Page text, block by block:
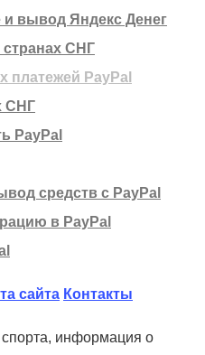
вывод Яндекс Денег
странах СНГ
платежей PayPal
СНГ
PayPal
средств с PayPal
в PayPal
сайта Контакты
информация о